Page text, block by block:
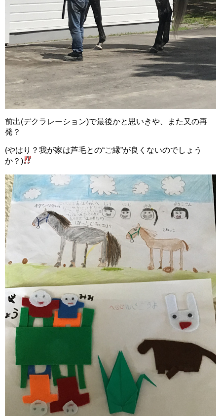
前出(デクラレーション)で最後かと思いきや、また又の再
発？
(やはり？我が家は芦毛との“ご縁”が良くないのでしょう
か？)